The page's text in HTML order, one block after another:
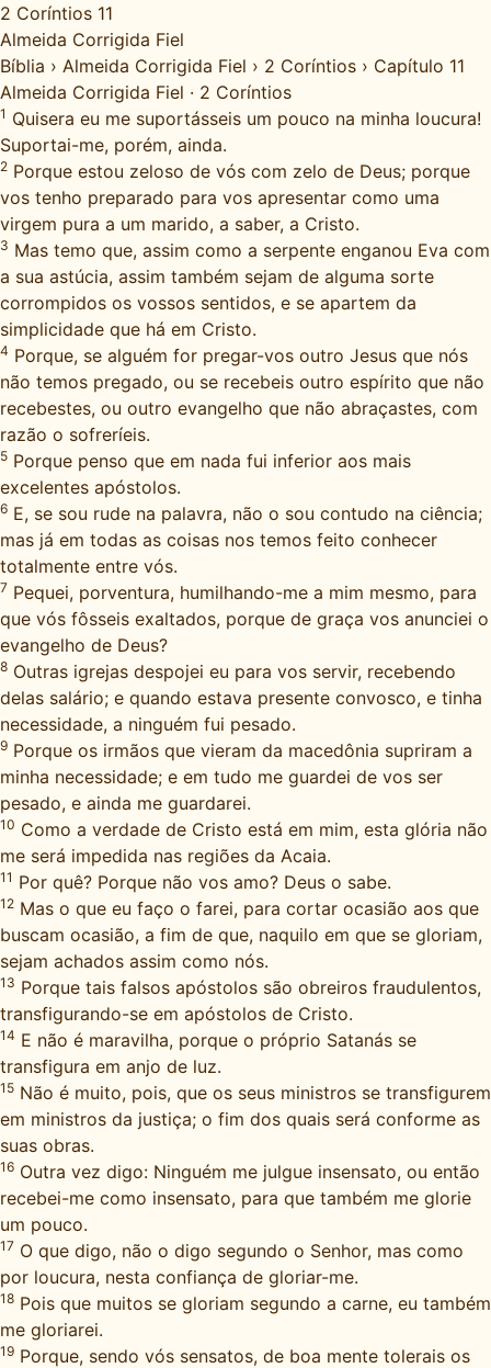
2 Coríntios 11
Almeida Corrigida Fiel
Bíblia › Almeida Corrigida Fiel › 2 Coríntios › Capítulo 11
Almeida Corrigida Fiel · 2 Coríntios
1 Quisera eu me suportásseis um pouco na minha loucura!
Suportai-me, porém, ainda.
2 Porque estou zeloso de vós com zelo de Deus; porque
vos tenho preparado para vos apresentar como uma
virgem pura a um marido, a saber, a Cristo.
3 Mas temo que, assim como a serpente enganou Eva com
a sua astúcia, assim também sejam de alguma sorte
corrompidos os vossos sentidos, e se apartem da
simplicidade que há em Cristo.
4 Porque, se alguém for pregar-vos outro Jesus que nós
não temos pregado, ou se recebeis outro espírito que não
recebestes, ou outro evangelho que não abraçastes, com
razão o sofreríeis.
5 Porque penso que em nada fui inferior aos mais
excelentes apóstolos.
6 E, se sou rude na palavra, não o sou contudo na ciência;
mas já em todas as coisas nos temos feito conhecer
totalmente entre vós.
7 Pequei, porventura, humilhando-me a mim mesmo, para
que vós fôsseis exaltados, porque de graça vos anunciei o
evangelho de Deus?
8 Outras igrejas despojei eu para vos servir, recebendo
delas salário; e quando estava presente convosco, e tinha
necessidade, a ninguém fui pesado.
9 Porque os irmãos que vieram da macedônia supriram a
minha necessidade; e em tudo me guardei de vos ser
pesado, e ainda me guardarei.
10 Como a verdade de Cristo está em mim, esta glória não
me será impedida nas regiões da Acaia.
11 Por quê? Porque não vos amo? Deus o sabe.
12 Mas o que eu faço o farei, para cortar ocasião aos que
buscam ocasião, a fim de que, naquilo em que se gloriam,
sejam achados assim como nós.
13 Porque tais falsos apóstolos são obreiros fraudulentos,
transfigurando-se em apóstolos de Cristo.
14 E não é maravilha, porque o próprio Satanás se
transfigura em anjo de luz.
15 Não é muito, pois, que os seus ministros se transfigurem
em ministros da justiça; o fim dos quais será conforme as
suas obras.
16 Outra vez digo: Ninguém me julgue insensato, ou então
recebei-me como insensato, para que também me glorie
um pouco.
17 O que digo, não o digo segundo o Senhor, mas como
por loucura, nesta confiança de gloriar-me.
18 Pois que muitos se gloriam segundo a carne, eu também
me gloriarei.
19 Porque, sendo vós sensatos, de boa mente tolerais os